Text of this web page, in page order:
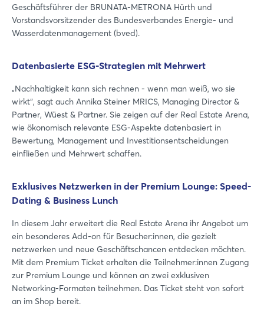
Geschäftsführer der BRUNATA-METRONA Hürth und
Vorstandsvorsitzender des Bundesverbandes Energie- und
Wasserdatenmanagement (bved).
Datenbasierte ESG-Strategien mit Mehrwert
„Nachhaltigkeit kann sich rechnen - wenn man weiß, wo sie
wirkt“, sagt auch Annika Steiner MRICS, Managing Director &
Partner, Wüest & Partner. Sie zeigen auf der Real Estate Arena,
wie ökonomisch relevante ESG-Aspekte datenbasiert in
Bewertung, Management und Investitionsentscheidungen
einfließen und Mehrwert schaffen.
Exklusives Netzwerken in der Premium Lounge: Speed-
Dating & Business Lunch
In diesem Jahr erweitert die Real Estate Arena ihr Angebot um
ein besonderes Add-on für Besucher:innen, die gezielt
netzwerken und neue Geschäftschancen entdecken möchten.
Mit dem Premium Ticket erhalten die Teilnehmer:innen Zugang
zur Premium Lounge und können an zwei exklusiven
Networking-Formaten teilnehmen. Das Ticket steht von sofort
an im Shop bereit.
Einloggen
Passwort vergessen?
Noch nicht angemeldet?
Jetzt registrieren